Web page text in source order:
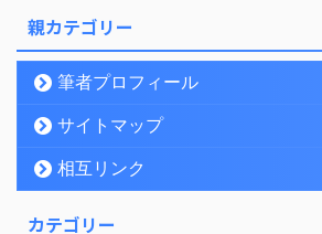
親カテゴリー
筆者プロフィール
サイトマップ
相互リンク
カテゴリー